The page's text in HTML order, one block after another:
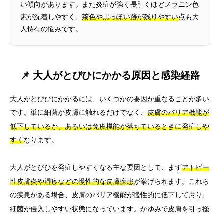
い傾向があります。また炎症が強く長引くほどメラニン色
素が沈着しやすく、 茶色や黒っぽい跡が残りやすい点も大
人特有の悩みです。
📌 大人がとびひにかかる原因と感染経路
大人がとびひにかかるには、いくつかの要因が重なることが多い
です。単に細菌が皮膚に触れるだけでなく、 皮膚のバリア機能が
低下しているか、あるいは免疫機能が落ちているときに発症しや
すくなります。
大人がとびひを発症しやすくなる主な要因として、まずアトピー
性皮膚炎や湿疹などの慢性的な皮膚疾患が挙げられます。これら
の疾患がある場合、皮膚のバリア機能が慢性的に低下しており、
細菌が侵入しやすい状態になっています。かゆみで皮膚を引っ掻